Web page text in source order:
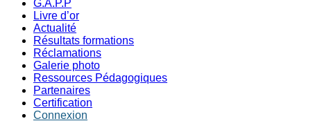
G.A.P.P
Livre d’or
Actualité
Résultats formations
Réclamations
Galerie photo
Ressources Pédagogiques
Partenaires
Certification
Connexion